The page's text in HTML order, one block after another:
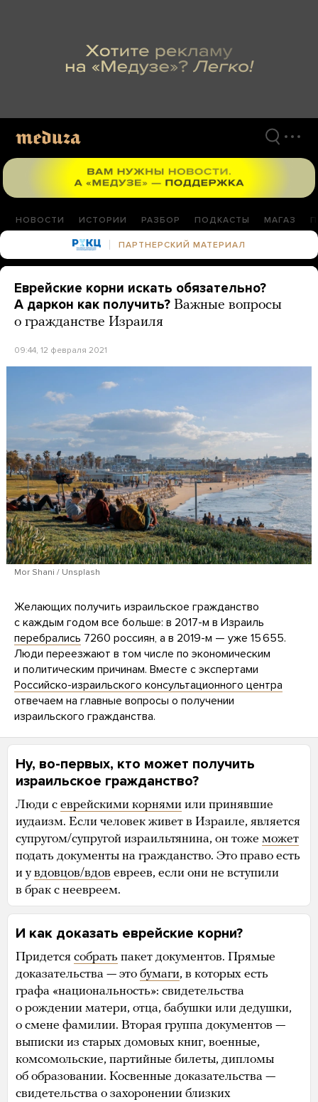
НОВОСТИ ИСТОРИИ РАЗБОР ПОДКАСТЫ МАГАЗ
ПАРТНЕРСКИЙ МАТЕРИАЛ
Еврейские корни искать обязательно?
А даркон как получить? Важные вопросы
о гражданстве Израиля
09:44, 12 февраля 2021
Mor Shani / Unsplash
Желающих получить израильское гражданство
с каждым годом все больше: в 2017-м в Израиль
перебрались 7260 россиян, а в 2019-м — уже 15 655.
Люди переезжают в том числе по экономическим
и политическим причинам. Вместе с экспертами
Российско-израильского консультационного центра
отвечаем на главные вопросы о получении
израильского гражданства.
Ну, во-первых, кто может получить
израильское гражданство?
Люди с еврейскими корнями или принявшие
иудаизм. Если человек живет в Израиле, является
супругом/супругой израильтянина, он тоже может
подать документы на гражданство. Это право есть
и увдовцов/вдов евреев, если они не вступили
в брак с неевреем.
И как доказать еврейские корни?
Придется собрать пакет документов. Прямые
доказательства — это бумаги, в которых есть
графа «национальность»: свидетельства
о рождении матери, отца, бабушки или дедушки,
о смене фамилии. Вторая группа документов —
выписки из старых домовых книг, военные,
комсомольские, партийные билеты, дипломы
об образовании. Косвенные доказательства —
свидетельства о захоронении близких